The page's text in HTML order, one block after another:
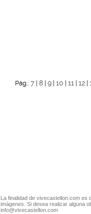
Pág.: 7| 8| 9| 10 11| 12|
La finalidad de vivecastellon.com
imágenes. Si desea realizar alguna
info@vivecastellon.com